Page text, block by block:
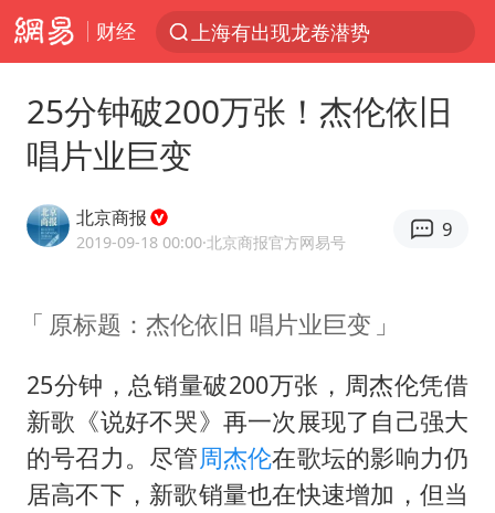
财经
上海：5号线16号线浦江线全线停运
国足U17与阿森纳决赛取消 并列冠军
2025年小学教师减少13.19万
王艺迪无缘横滨赛决赛
泰国：高度重视中国游客旅游体验
上海大部迎大暴雨
25分钟破200万张！杰伦依旧
唱片业巨变
北京商报
2019-09-18 00:00·北京商报官方网易号
9
原标题：杰伦依旧 唱片业巨变
25分钟，总销量破200万张，周杰伦凭借
新歌《说好不哭》再一次展现了自己强大
的号召力。尽管周杰伦在歌坛的影响力仍
居高不下，新歌销量也在快速增加，但当